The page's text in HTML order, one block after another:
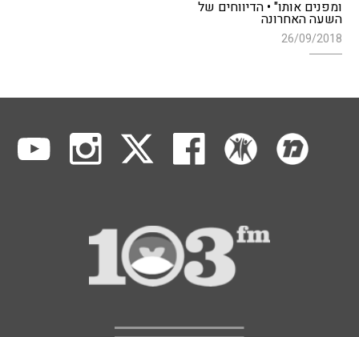
ומפנים אותו" • הדיווחים של
השעה האחרונה
26/09/2018